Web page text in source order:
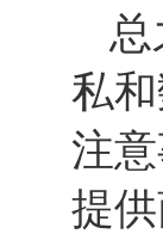
总
私
注
提